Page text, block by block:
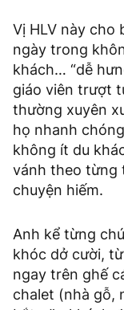
Vị HLV này cho
ngày trong
khách… “dễ
giáo viên trượt
thường xuyên
họ nhanh
không ít du
vánh theo từng
chuyện hiếm.
Anh kể từng
khóc dở cười,
ngay trên ghế
chalet (nhà gỗ,